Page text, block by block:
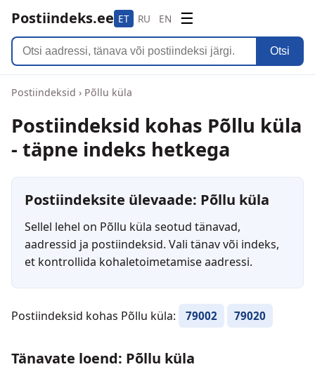
Postiindeks.ee ET RU EN ☰
Otsi
Postiindeksid › Põllu küla
Postiindeksid kohas Põllu küla
- täpne indeks hetkega
Postiindeksite ülevaade: Põllu küla
Sellel lehel on Põllu küla seotud tänavad,
aadressid ja postiindeksid. Vali tänav või indeks,
et kontrollida kohaletoimetamise aadressi.
Postiindeksid kohas Põllu küla: 79002 79020
Tänavate loend: Põllu küla